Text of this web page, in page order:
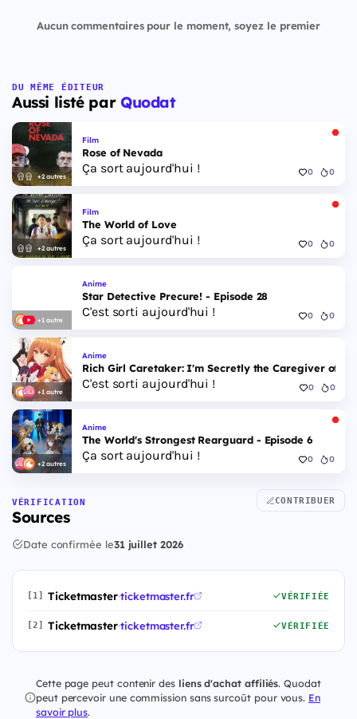
Aucun commentaires pour le moment, soyez le premier
DU MÊME ÉDITEUR
Aussi listé par Quodat
+2 autres
Film
Rose of Nevada
Ça sort aujourd'hui ! 0 0
+2 autres
Film
The World of Love
Ça sort aujourd'hui ! 0 0
+1 autre
Anime
Star Detective Precure! - Episode 28
C'est sorti aujourd'hui ! 0 0
+1 autre
Anime
Rich Girl Caretaker: I'm Secretly the Caregiver of
C'est sorti aujourd'hui ! 0 0
+2 autres
Anime
The World's Strongest Rearguard - Episode 6
Ça sort aujourd'hui ! 0 0
VÉRIFICATION
Sources
CONTRIBUER
Date confirmée le31 juillet 2026
[1] Ticketmaster·ticketmaster.fr VÉRIFIÉE
[2] Ticketmaster·ticketmaster.fr VÉRIFIÉE
Cette page peut contenir des liens d'achat affiliés. Quodat
peut percevoir une commission sans surcoût pour vous. En
savoir plus.